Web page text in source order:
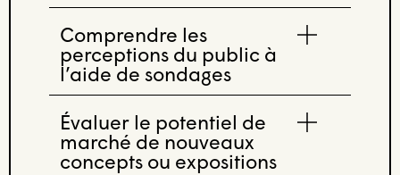
Comprendre les
perceptions du public à
l’aide de sondages
Évaluer le potentiel de
marché de nouveaux
concepts ou expositions